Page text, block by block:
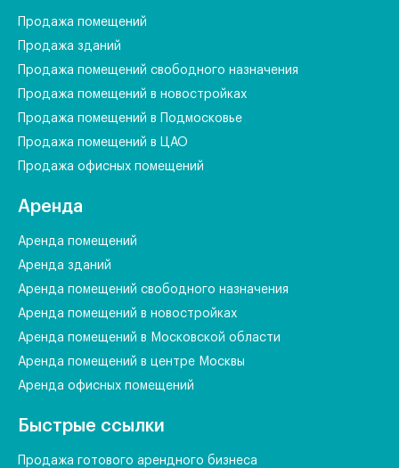
Продажа помещений
Продажа зданий
Продажа помещений свободного назначения
Продажа помещений в новостройках
Продажа помещений в Подмосковье
Продажа помещений в ЦАО
Продажа офисных помещений
Аренда
Аренда помещений
Аренда зданий
Аренда помещений свободного назначения
Аренда помещений в новостройках
Аренда помещений в Московской области
Аренда помещений в центре Москвы
Аренда офисных помещений
Быстрые ссылки
Продажа готового арендного бизнеса